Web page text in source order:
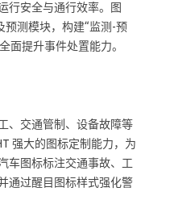
行安全与通行效率。图
预测模块，构建“监测-预
面提升事件处置能力。
、交通管制、设备故障等
强大的图标定制能力，为
车图标标注交通事故、工
通过醒目图标样式强化警